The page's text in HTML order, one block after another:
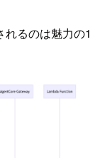
るのは魅力の1